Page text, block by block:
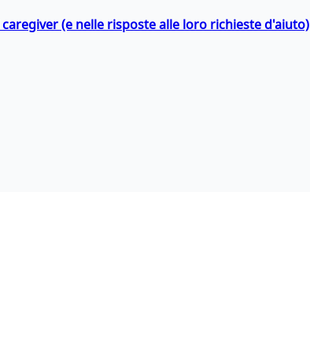
(e nelle risposte alle loro richieste d'aiuto)